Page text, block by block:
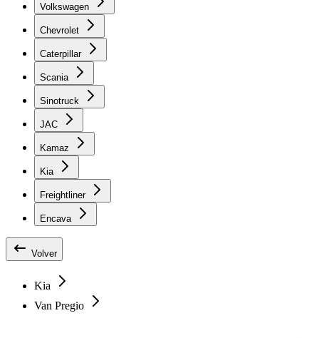
Volkswagen
Chevrolet
Caterpillar
Scania
Sinotruck
JAC
Kamaz
Kia
Freightliner
Encava
Volver
Kia
Van Pregio